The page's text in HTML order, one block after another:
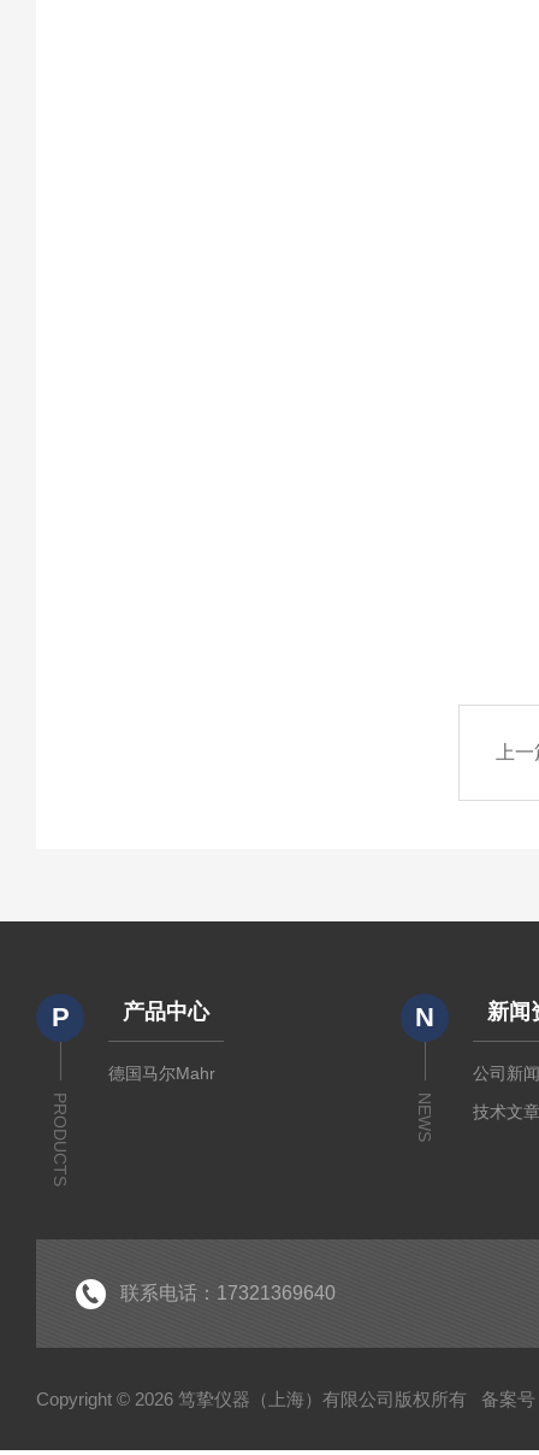
上
P
PRODUCTS
产品中心
德国马尔Mahr
N
NEWS
新闻
公司新
技术文
联系电话：17321369640
Copyright © 2026 笃挚仪器（上海）有限公司版权所有 备案号